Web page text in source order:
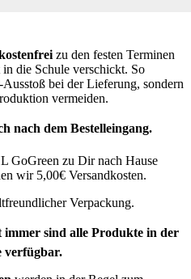
zu den festen Terminen
die Schule verschickt. So
bei der Lieferung, sondern
vermeiden.
nach dem Bestelleingang.
GoGreen zu Dir nach Hause
wir 5,00€ Versandkosten.
Verpackung.
sind alle Produkte in der
verfügbar.